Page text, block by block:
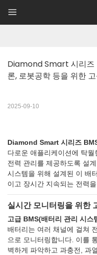
Diamond Smart 시리즈
론, 로봇공학 등을 위한
2025-09-10
Diamond Smart 시리즈
다로운 애플리케이션에 탁
전력 관리를 제공하도록 설
시스템을 위해 설계된 이 배
이고 장시간 지속되는 전력
실시간 모니터링을 위한
고급 BMS(배터리 관리 시스
배터리는 여러 채널에 걸쳐
으로 모니터링합니다. 이를
벽하게 파악하고 과충전, 과